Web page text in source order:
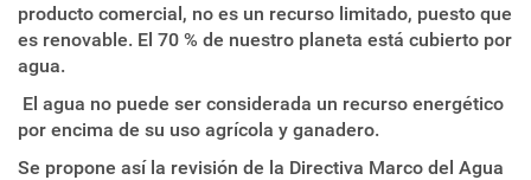
producto comercial, no es un recurso limitado, puesto que
es renovable. El 70 % de nuestro planeta está cubierto por
agua.
El agua no puede ser considerada un recurso energético
por encima de su uso agrícola y ganadero.
Se propone así la revisión de la Directiva Marco del Agua